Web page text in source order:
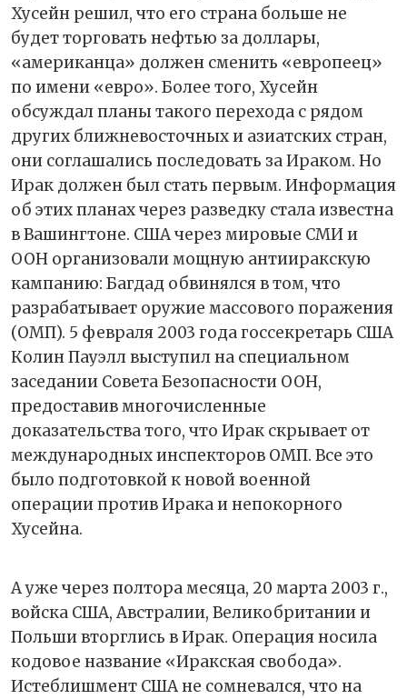
Хусейн решил, что его страна больше не
будет торговать нефтью за доллары,
«американца» должен сменить «европеец»
по имени «евро». Более того, Хусейн
обсуждал планы такого перехода с рядом
других ближневосточных и азиатских стран,
они соглашались последовать за Ираком. Но
Ирак должен был стать первым. Информация
об этих планах через разведку стала известна
в Вашингтоне. США через мировые СМИ и
ООН организовали мощную антииракскую
кампанию: Багдад обвинялся в том, что
разрабатывает оружие массового поражения
(ОМП). 5 февраля 2003 года госсекретарь США
Колин Пауэлл выступил на специальном
заседании Совета Безопасности ООН,
предоставив многочисленные
доказательства того, что Ирак скрывает от
международных инспекторов ОМП. Все это
было подготовкой к новой военной
операции против Ирака и непокорного
Хусейна.
А уже через полтора месяца, 20 марта 2003 г.,
войска США, Австралии, Великобритании и
Польши вторглись в Ирак. Операция носила
кодовое название «Иракская свобода».
Истеблишмент США не сомневался, что на